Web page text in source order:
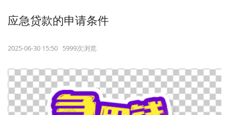
应急贷款的申请条件
2025-06-30 15:50 5999次浏览